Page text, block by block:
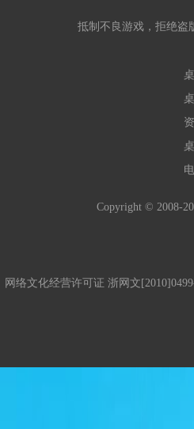
抵制不良游戏，拒绝盗
Copyright © 2008-
网络文化经营许可证 浙网文